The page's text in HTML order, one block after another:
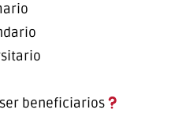
beneficiarios